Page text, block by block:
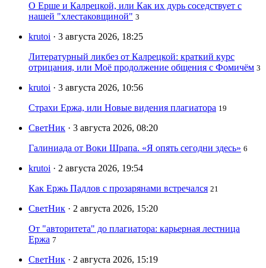
О Ерше и Калрецкой, или Как их дурь соседствует с
нашей "хлестаковщиной" 3
krutoi · 3 августа 2026, 18:25
Литературный ликбез от Калрецкой: краткий курс
отрицания, или Моё продолжение общения с Фомичём 3
krutoi · 3 августа 2026, 10:56
Страхи Ержа, или Новые видения плагиатора 19
СветНик · 3 августа 2026, 08:20
Галиниада от Воки Шрапа. «Я опять сегодни здесь» 6
krutoi · 2 августа 2026, 19:54
Как Ержь Падлов с прозарянами встречался 21
СветНик · 2 августа 2026, 15:20
От "авторитета" до плагиатора: карьерная лестница
Ержа 7
СветНик · 2 августа 2026, 15:19